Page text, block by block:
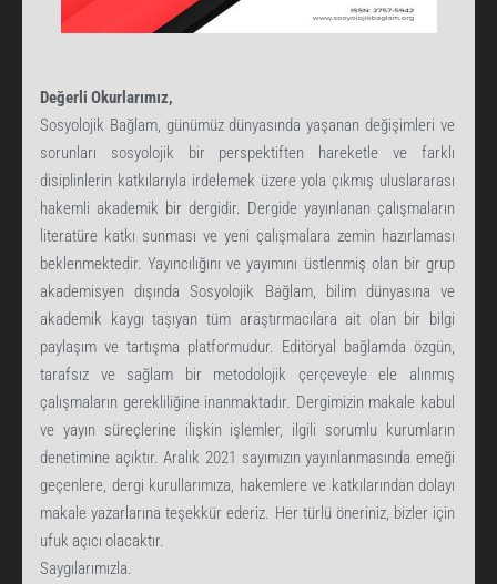
Değerli Okurlarımız,
Sosyolojik Bağlam, günümüz dünyasında yaşanan değişimleri ve
sorunları sosyolojik bir perspektiften hareketle ve farklı
disiplinlerin katkılarıyla irdelemek üzere yola çıkmış uluslararası
hakemli akademik bir dergidir. Dergide yayınlanan çalışmaların
literatüre katkı sunması ve yeni çalışmalara zemin hazırlaması
beklenmektedir. Yayıncılığını ve yayımını üstlenmiş olan bir grup
akademisyen dışında Sosyolojik Bağlam, bilim dünyasına ve
akademik kaygı taşıyan tüm araştırmacılara ait olan bir bilgi
paylaşım ve tartışma platformudur. Editöryal bağlamda özgün,
tarafsız ve sağlam bir metodolojik çerçeveyle ele alınmış
çalışmaların gerekliliğine inanmaktadır. Dergimizin makale kabul
ve yayın süreçlerine ilişkin işlemler, ilgili sorumlu kurumların
denetimine açıktır. Aralık 2021 sayımızın yayınlanmasında emeği
geçenlere, dergi kurullarımıza, hakemlere ve katkılarından dolayı
makale yazarlarına teşekkür ederiz. Her türlü öneriniz, bizler için
ufuk açıcı olacaktır.
Saygılarımızla.